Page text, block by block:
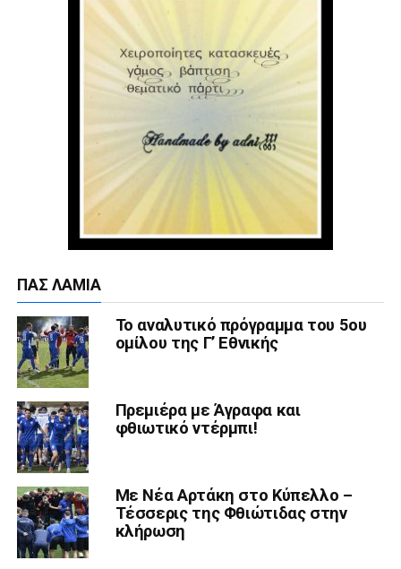
ΠΑΣ ΛΑΜΊΑ
Το αναλυτικό πρόγραμμα του 5ου
ομίλου της Γ’ Εθνικής
Πρεμιέρα με Άγραφα και
φθιωτικό ντέρμπι!
Με Νέα Αρτάκη στο Κύπελλο –
Τέσσερις της Φθιώτιδας στην
κλήρωση